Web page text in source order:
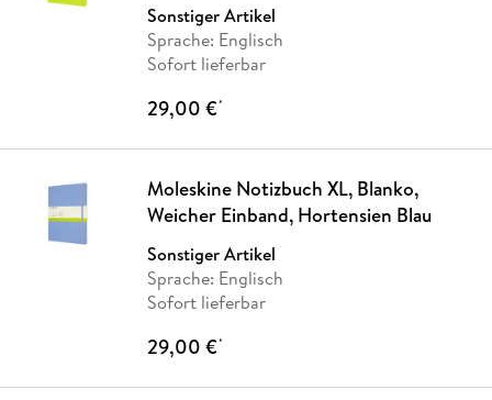
Sonstiger Artikel
Sprache: Englisch
Sofort lieferbar
29,00 €*
Moleskine Notizbuch XL, Blanko,
Weicher Einband, Hortensien Blau
Sonstiger Artikel
Sprache: Englisch
Sofort lieferbar
29,00 €*